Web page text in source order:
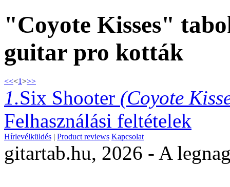
"Coyote Kisses"
guitar pro kották
<<<1>>>
1.Six Shooter (Coyote
Felhasználási feltételek
Hírlevélküldés | Product reviews Kapcsolat
gitartab.hu, 2026 - A